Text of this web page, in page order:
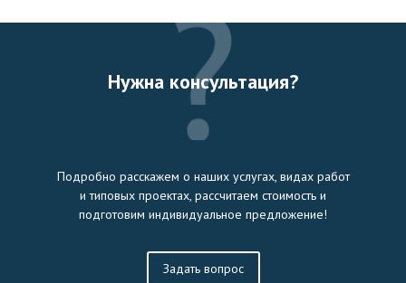
Нужна консультация?
Подробно расскажем о наших услугах, видах работ
и типовых проектах, рассчитаем стоимость и
подготовим индивидуальное предложение!
Задать вопрос